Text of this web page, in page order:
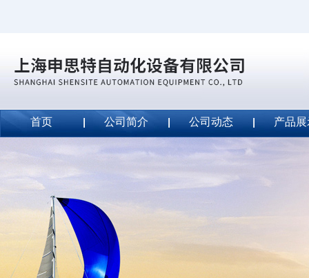
首页 公司简介 公司动态 产品